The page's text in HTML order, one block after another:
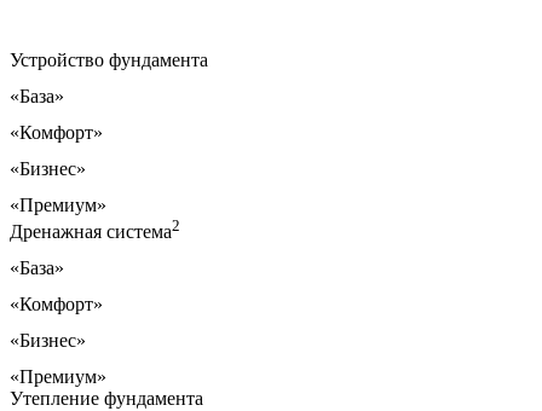
Устройство фундамента
«База»
«Комфорт»
«Бизнес»
«Премиум»
Дренажная система2
«База»
«Комфорт»
«Бизнес»
«Премиум»
Утепление фундамента